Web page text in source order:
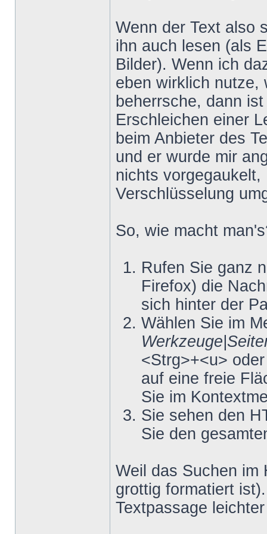
Wenn der Text also
ihn auch lesen (als
Bilder). Wenn ich
eben wirklich nutze,
beherrsche, dann
Erschleichen einer
beim Anbieter des
und er wurde mir
nichts
Verschlüsselung
So, wie macht
Rufen Sie ganz
Firefox) die
sich hinter der
Wählen Sie im
<Strg>+<u>
auf eine freie
Sie im
Sie sehen den
Sie den
Weil das Suchen im
grottig formatiert
Textpassage